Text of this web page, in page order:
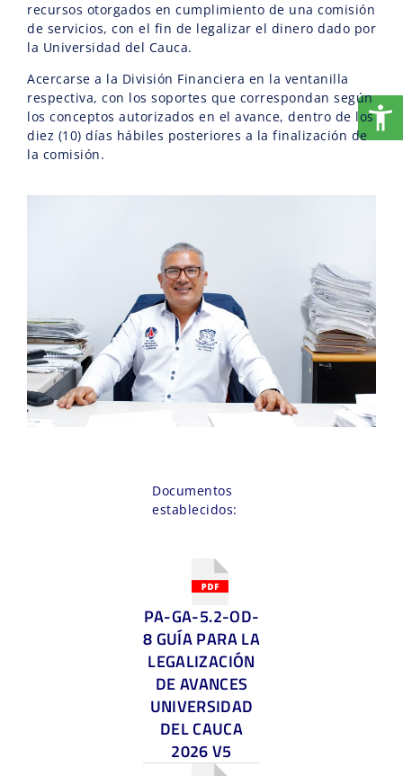
recursos otorgados en cumplimiento de una comisión
de servicios, con el fin de legalizar el dinero dado por
la Universidad del Cauca.
Acercarse a la División Financiera en la ventanilla
respectiva, con los soportes que correspondan según
los conceptos autorizados en el avance, dentro de los
diez (10) días hábiles posteriores a la finalización de
la comisión.
Documentos
establecidos:
PA-GA-5.2-OD-
8 GUÍA PARA LA
LEGALIZACIÓN
DE AVANCES
UNIVERSIDAD
DEL CAUCA
2026 V5